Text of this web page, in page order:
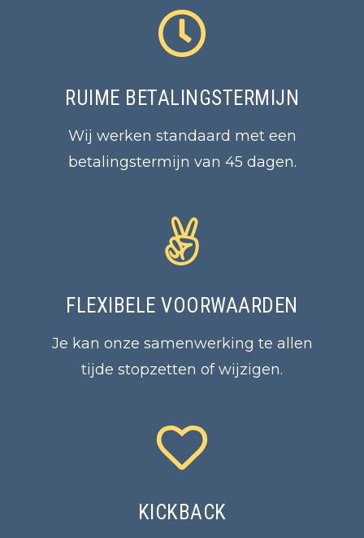
RUIME BETALINGSTERMIJN
Wij werken standaard met een
betalingstermijn van 45 dagen.
FLEXIBELE VOORWAARDEN
Je kan onze samenwerking te allen
tijde stopzetten of wijzigen.
KICKBACK